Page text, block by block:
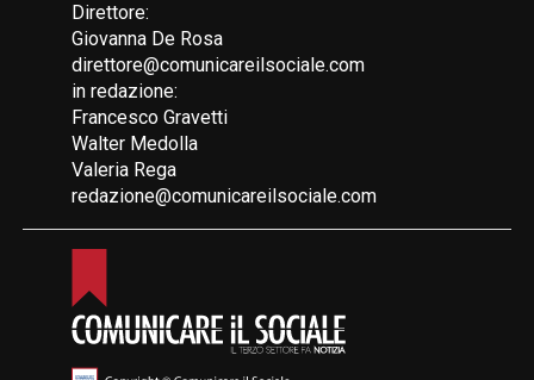
Direttore:
Giovanna De Rosa
direttore@comunicareilsociale.com
in redazione:
Francesco Gravetti
Walter Medolla
Valeria Rega
redazione@comunicareilsociale.com